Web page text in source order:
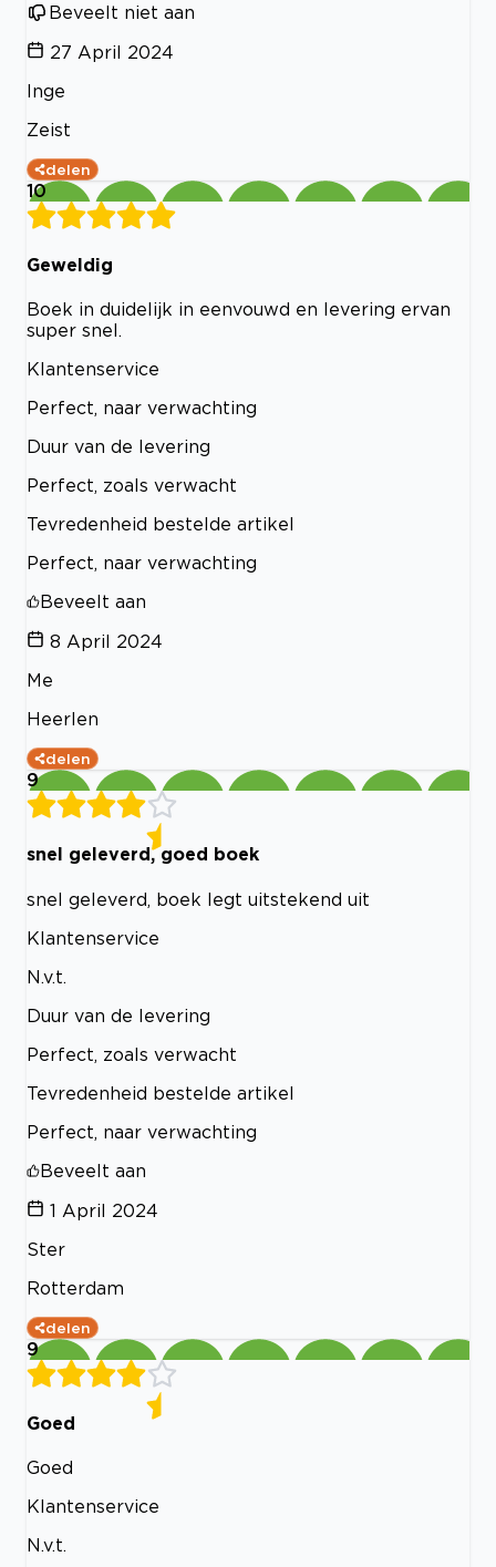
Beveelt niet aan
27 April 2024
Inge
Zeist
delen
10
Geweldig
Boek in duidelijk in eenvouwd en levering ervan
super snel.
Klantenservice
Perfect, naar verwachting
Duur van de levering
Perfect, zoals verwacht
Tevredenheid bestelde artikel
Perfect, naar verwachting
Beveelt aan
8 April 2024
Me
Heerlen
delen
9
snel geleverd, goed boek
snel geleverd, boek legt uitstekend uit
Klantenservice
N.v.t.
Duur van de levering
Perfect, zoals verwacht
Tevredenheid bestelde artikel
Perfect, naar verwachting
Beveelt aan
1 April 2024
Ster
Rotterdam
delen
9
Goed
Goed
Klantenservice
N.v.t.